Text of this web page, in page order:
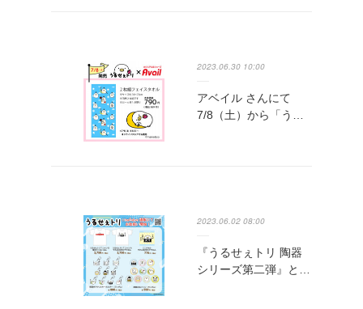
2023.06.30 10:00
アベイル さんにて
7/8（土）から「う…
2023.06.02 08:00
『うるせぇトリ 陶器
シリーズ第二弾』と…